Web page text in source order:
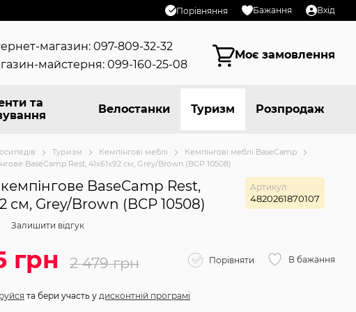
Порівняння Бажання Вхід
магазин: 097-809-32-32
майстерня: 099-160-25-08
Моє замовлення
та
Велостанки Туризм Розпродаж
Туризм Кемпінгові меблі
Кемпінгові меблі BaseСamp
BaseCamp Rest, 41x61x92 см, Grey/Brown (BCP 10508)
BaseCamp Rest,
см, Grey/Brown (BCP 10508)
Артикул
4820261870107
Залишити відгук
грн 2 479 грн Порівняти В бажання
та бери участь у дисконтній програмі